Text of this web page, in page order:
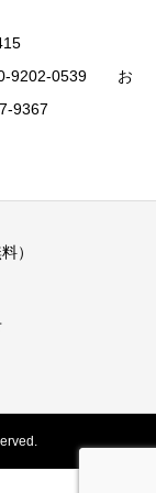
9202-0539 お
9367
）